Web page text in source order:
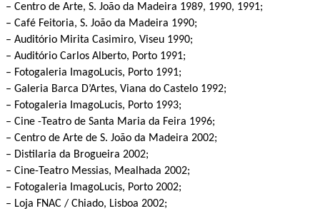
– Centro de Arte, S. João da Madeira 1989, 1990, 1991;
– Café Feitoria, S. João da Madeira 1990;
– Auditório Mirita Casimiro, Viseu 1990;
– Auditório Carlos Alberto, Porto 1991;
– Fotogaleria ImagoLucis, Porto 1991;
– Galeria Barca D’Artes, Viana do Castelo 1992;
– Fotogaleria ImagoLucis, Porto 1993;
– Cine -Teatro de Santa Maria da Feira 1996;
– Centro de Arte de S. João da Madeira 2002;
– Distilaria da Brogueira 2002;
– Cine-Teatro Messias, Mealhada 2002;
– Fotogaleria ImagoLucis, Porto 2002;
– Loja FNAC / Chiado, Lisboa 2002;